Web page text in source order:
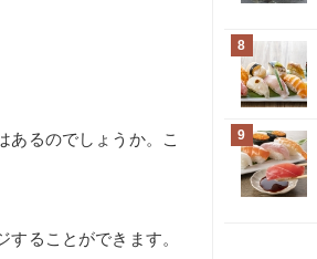
あるのでしょうか。こ
ることができます。
8
9